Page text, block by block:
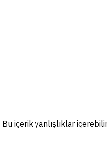
içerik yanlışlıklar